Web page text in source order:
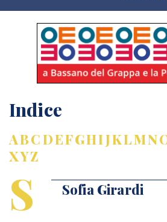
Indice
ABCDEFGHIJKLMN
XYZ
S Sofia Girardi